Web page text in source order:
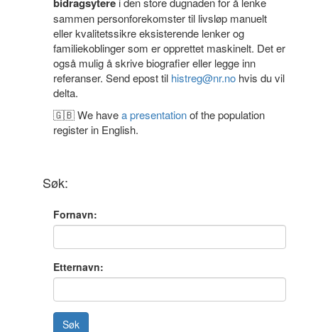
sammen personforekomster til livsløp manuelt
eller kvalitetssikre eksisterende lenker og
familiekoblinger som er opprettet maskinelt. Det er
også mulig å skrive biografier eller legge inn
referanser. Send epost til histreg@nr.no hvis du vil
delta.
🇬🇧 We havea presentationof the population
register in English.
Søk:
Fornavn:
Etternavn:
Søk